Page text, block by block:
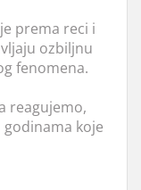
prema reci i
ozbiljnu
fenomena.
reagujemo,
godinama koje